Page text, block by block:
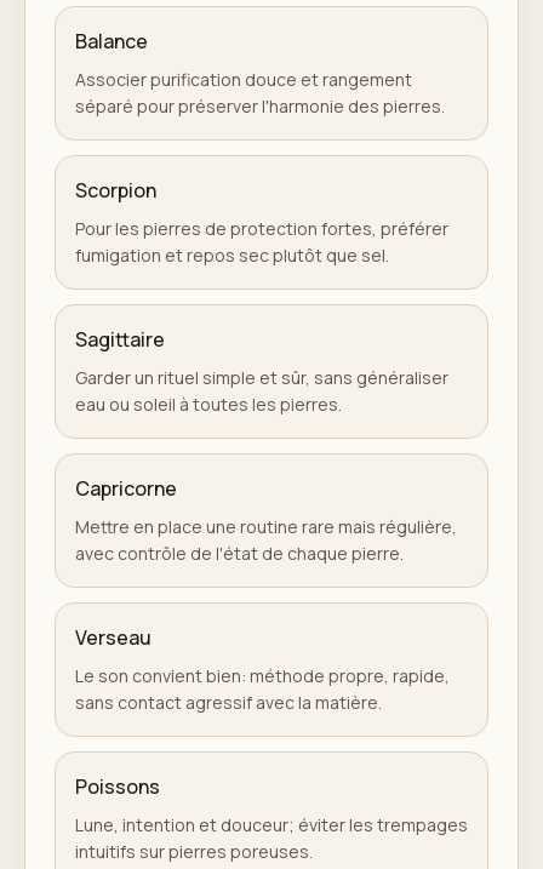
Balance
Associer purification douce et rangement
séparé pour préserver l'harmonie des pierres.
Scorpion
Pour les pierres de protection fortes, préférer
fumigation et repos sec plutôt que sel.
Sagittaire
Garder un rituel simple et sûr, sans généraliser
eau ou soleil à toutes les pierres.
Capricorne
Mettre en place une routine rare mais régulière,
avec contrôle de l'état de chaque pierre.
Verseau
Le son convient bien: méthode propre, rapide,
sans contact agressif avec la matière.
Poissons
Lune, intention et douceur; éviter les trempages
intuitifs sur pierres poreuses.